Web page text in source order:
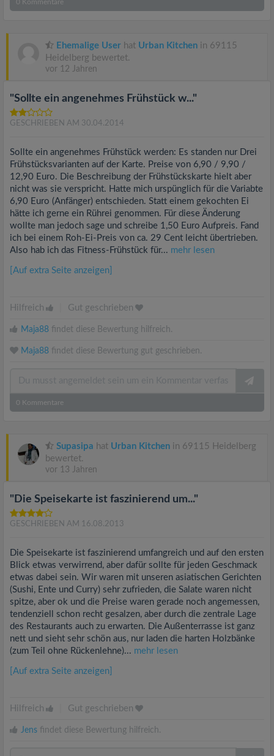
Kommentare
Ehemalige User hat Urban Kitchen in 69115
Heidelberg bewertet.
vor 12 Jahren
"Sollte ein angenehmes Frühstück w..."
GESCHRIEBEN AM 30.04.2014
Sollte ein angenehmes Frühstück werden: Es standen nur Drei
Frühstücksvarianten auf der Karte. Preise von 6,90 / 9,90 /
12,90 Euro. Die Beschreibung der Frühstückskarte hielt aber
nicht was sie verspricht. Hatte mich urspünglich für die Variabte
6,90 Euro (Anfänger) entschieden. Statt einem gekochten Ei
hätte ich gerne ein Rührei genommen. Für diese Änderung
wollte man jedoch sage und schreibe 1,50 Euro Aufpreis. Fand
ich bei einem Roh-Ei-Preis von ca. 29 Cent leicht übertrieben.
Also hab ich das Fitness-Frühstück für... mehr lesen
[Auf extra Seite anzeigen]
Hilfreich Gut geschrieben
Maja88 findet diese Bewertung hilfreich.
Maja88 findet diese Bewertung gut geschrieben.
0 Kommentare
Supasipa hat Urban Kitchen in 69115 Heidelberg
bewertet.
vor 13 Jahren
"Die Speisekarte ist faszinierend um..."
GESCHRIEBEN AM 16.08.2013
Die Speisekarte ist faszinierend umfangreich und auf den ersten
Blick etwas verwirrend, aber dafür sollte für jeden Geschmack
etwas dabei sein. Wir waren mit unseren asiatischen Gerichten
(Sushi, Ente und Curry) sehr zufrieden, die Salate waren nicht
spitze, aber ok und die Preise waren gerade noch angemessen,
tendenziell schon recht gesalzen, aber durch die zentrale Lage
des Restaurants auch zu erwarten. Die Außenterrasse ist ganz
nett und sieht sehr schön aus, nur laden die harten Holzbänke
(zum Teil ohne Rückenlehne)... mehr lesen
[Auf extra Seite anzeigen]
Hilfreich Gut geschrieben
Jens findet diese Bewertung hilfreich.